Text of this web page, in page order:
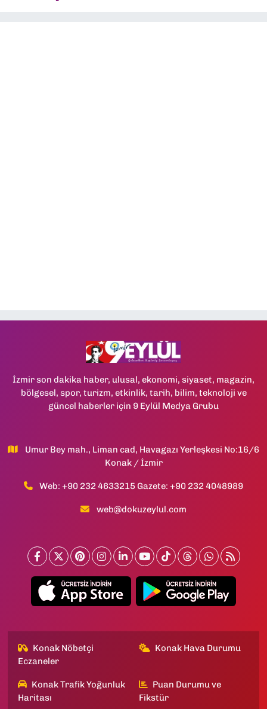
İzmir son dakika haber, ulusal, ekonomi, siyaset, magazin,
bölgesel, spor, turizm, etkinlik, tarih, bilim, teknoloji ve
güncel haberler için 9 Eylül Medya Grubu
Umur Bey mah., Liman cad, Havagazı Yerleşkesi No:16/6
Konak / İzmir
Web: +90 232 4633215 Gazete: +90 232 4048989
web@dokuzeylul.com
Konak Nöbetçi
Eczaneler
Konak Hava Durumu
Konak Trafik Yoğunluk
Haritası
Puan Durumu ve
Fikstür